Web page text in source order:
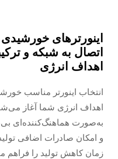
اینورترهای
اتصال به شبکه و
اهداف انرژی
انتخاب اینورتر مناسب
اهداف انرژی شما آغاز
به‌صورت هماهنگ‌کننده‌ای
و امکان صادرات اضافی
زمان کاهش تولید را فراهم